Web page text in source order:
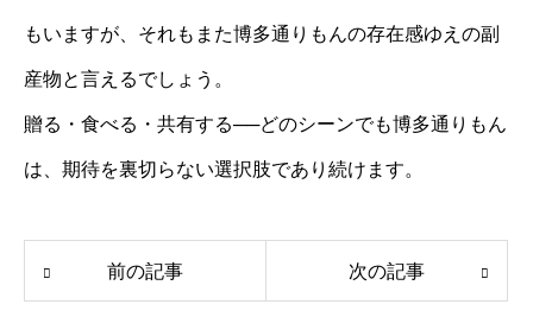
もいますが、それもまた博多通りもんの存在感ゆえの副
産物と言えるでしょう。
贈る・食べる・共有する──どのシーンでも博多通りもん
は、期待を裏切らない選択肢であり続けます。
前の記事 次の記事